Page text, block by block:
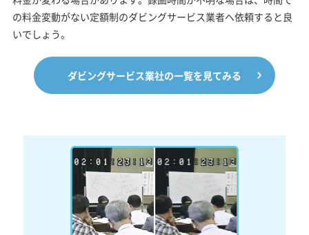
の料金変動がない定額制のダビングサービス業者へ依頼すると良
いでしょう。
ダビングサービス業社の一覧を見てみる